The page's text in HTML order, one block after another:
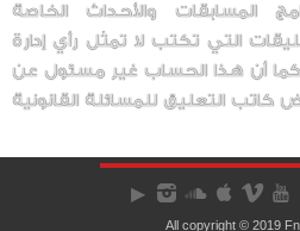
المسابقات والأحداث الخاصة
التي تكتب لا تمثل رأي إدارة
أن هذا الحساب غير مسئول عن
التعليق للمسائلة القانونية
All copyright © 2019